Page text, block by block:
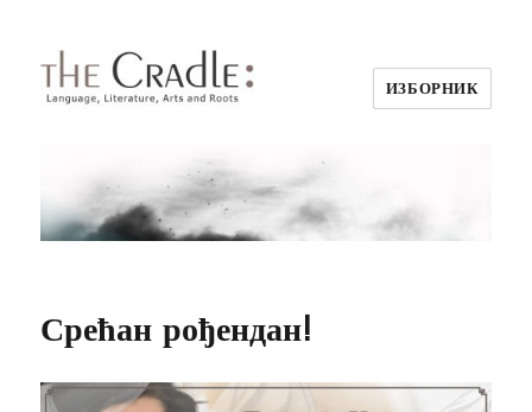
ИЗБОРНИК
Срећан рођендан!